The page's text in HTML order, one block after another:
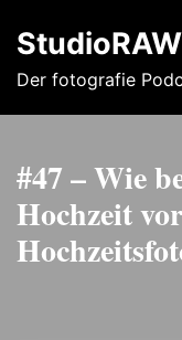
StudioRAW
Der fotografie
#47 – Wie
Hochzeit